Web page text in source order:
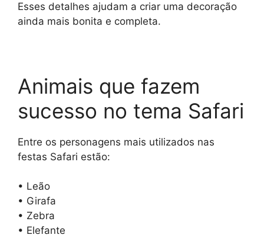
Esses detalhes ajudam a criar uma decoração
ainda mais bonita e completa.
Animais que fazem
sucesso no tema Safari
Entre os personagens mais utilizados nas
festas Safari estão:
• Leão
• Girafa
• Zebra
• Elefante